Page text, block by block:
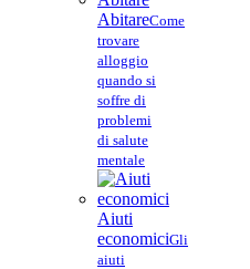
AbitareCome
trovare
alloggio
quando si
soffre di
problemi
di salute
mentale
Aiuti
economiciGli
aiuti